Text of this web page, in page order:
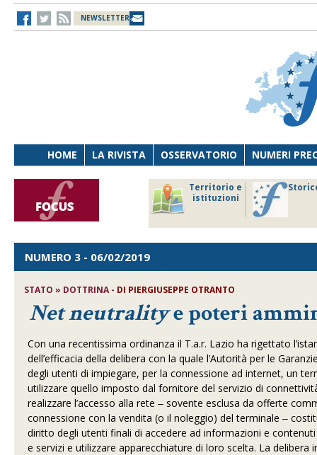
NEWSLETTER
HOME LA RIVISTA OSSERVATORIO NUMERI
Territorio e
istituzioni
NUMERO 3 - 06/02/2019
STATO » DOTTRINA - DI PIERGIUSEPPE OTRANTO
Net neutralitye poteri
Con una recentissima ordinanza il T.a.r. Lazio ha rigettato
dell’efficacia della delibera con la quale l’Autorità per le
degli utenti di impiegare, per la connessione ad internet, un
utilizzare quello imposto dal fornitore del servizio di
realizzare l’accesso alla rete ‒ sovente esclusa da offerte
connessione con la vendita (o il noleggio) del terminale ‒
diritto degli utenti finali di accedere ad informazioni e
e servizi e utilizzare apparecchiature di loro scelta. La